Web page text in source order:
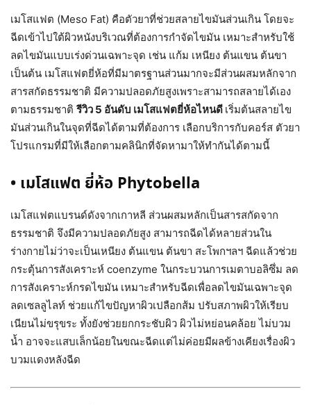
เมโสแฟต (Meso Fat) คือตัวยาที่ช่วยสลายไขมันส่วนเกิน โดยจะ
ฉีดเข้าไปใต้ผิวหนังบริเวณที่ต้องการกำจัดไขมัน เหมาะสำหรับใช้
ลดไขมันแบบเร่งด่วนเฉพาะจุด เช่น แก้ม เหนียง ต้นแขน ต้นขา
เป็นต้น เมโสแฟตยี่ห้อที่มีมาตรฐานส่วนมากจะมีส่วนผสมหลักจาก
สารสกัดธรรมชาติ มีความปลอดภัยสูงเพราะสามารถสลายได้เอง
ตามธรรมชาติ รีวิว 5 อันดับ เมโสแฟตยี่ห้อไหนดี เริ่มต้นสลายไข
มันส่วนเกินในจุดที่ฉีดได้ตามที่ต้องการ เลือกบริการกับคอร์ส ตัวยา
โปรแกรมที่มีให้เลือกตามคลินิกที่จัดหามาให้ทำกันได้ตามนี้
• เมโสแฟต ยี่ห้อ Phytobella
เมโสแฟตแบรนด์ดังจากเกาหลี ส่วนผสมหลักเป็นสารสกัดจาก
ธรรมชาติ จึงมีความปลอดภัยสูง สามารถฉีดได้หลายส่วนใน
ร่างกายไม่ว่าจะเป็นเหนียง ต้นแขน ต้นขา สะโพกฯลฯ ฉีดแล้วช่วย
กระตุ้นการสังเคราะห์ coenzyme ในกระบวนการเมตาบอลิซึ่ม ลด
การสังเคราะห์กรดไขมัน เหมาะสำหรับฉีดเพื่อลดไขมันเฉพาะจุด
ลดเซลลูไลท์ ช่วยแก้ไขปัญหาผิวเปลือกส้ม ปรับสภาพผิวให้เรียบ
เนียนไม่ขรุขระ ทั้งยังช่วยยกกระชับผิว ผิวไม่หย่อนคล้อย ไม่บวม
น้ำ อาจจะแสบเล็กน้อยในขณะฉีดแต่ไม่ค่อยมีผลข้างเคียงเรื่องผิว
บวมแดงหลังฉีด